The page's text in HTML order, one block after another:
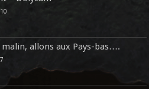
10
malin, allons aux Pays-bas….
7